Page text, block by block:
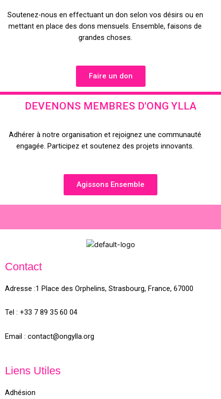
Soutenez-nous en effectuant un don selon vos désirs ou en
mettant en place des dons mensuels. Ensemble, faisons de
grandes choses.
Faire un don
DEVENONS MEMBRES D'ONG YLLA
Adhérer à notre organisation et rejoignez une communauté
engagée. Participez et soutenez des projets innovants.
Agissons Ensemble
Contact
Adresse :1 Place des Orphelins, Strasbourg, France, 67000
Tel : +33 7 89 35 60 04
Email : contact@ongylla.org
Liens Utiles
Adhésion